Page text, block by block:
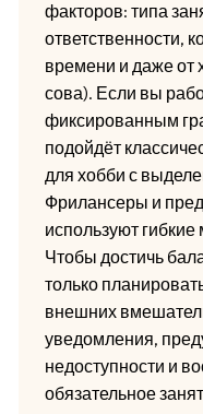
факторов: типа
ответственности,
времени и даже от
сова). Если вы
фиксированным
подойдёт
для хобби с
Фрилансеры и
используют
Чтобы достичь
только
внешних
уведомления,
недоступности и
обязательное